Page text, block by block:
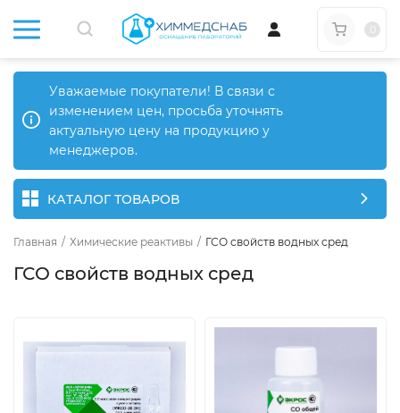
Уважаемые покупатели! В связи с
изменением цен, просьба уточнять
актуальную цену на продукцию у
менеджеров.
КАТАЛОГ ТОВАРОВ
Главная / Химические реактивы / ГСО свойств водных сред
ГСО свойств водных сред